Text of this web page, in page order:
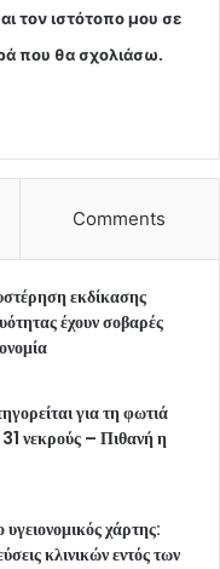
τον ιστότοπο μου σε
που θα σχολιάσω.
Comments
εκδίκασης
έχουν σοβαρές
για τη φωτιά
νεκρούς – Πιθανή η
χάρτης:
κλινικών εντός των